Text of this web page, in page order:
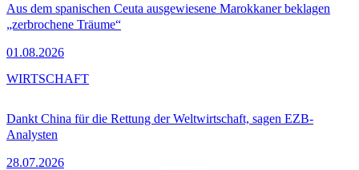
Aus dem spanischen Ceuta ausgewiesene Marokkaner beklagen
„zerbrochene Träume“
01.08.2026
Dankt China für die Rettung der Weltwirtschaft, sagen EZB-
Analysten
28.07.2026
WIRTSCHAFT